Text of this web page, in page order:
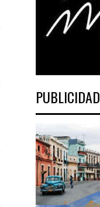
PUBLICIDAD